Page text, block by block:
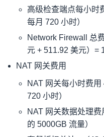
高级检查端点每小时
每月 720 小时）
Network Firewall 总
元 + 511.92 美元）=
NAT 网关费用
NAT 网关每小时费用
720 小时）
NAT 网关数据处理
的 5000GB 流量）